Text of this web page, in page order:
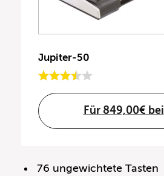
Jupiter-50
Für 849,00€ bei
76 ungewichtete Tasten